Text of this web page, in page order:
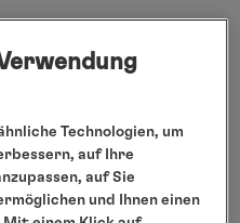
Technologien, um
auf Ihre
auf Sie
und Ihnen einen